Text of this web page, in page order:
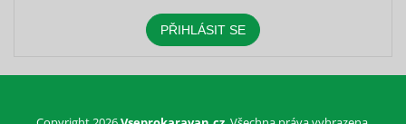
PŘIHLÁSIT SE